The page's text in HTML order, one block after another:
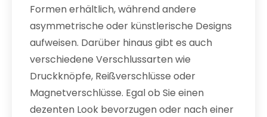
Formen erhältlich, während andere
asymmetrische oder künstlerische Designs
aufweisen. Darüber hinaus gibt es auch
verschiedene Verschlussarten wie
Druckknöpfe, Reißverschlüsse oder
Magnetverschlüsse. Egal ob Sie einen
dezenten Look bevorzugen oder nach einer